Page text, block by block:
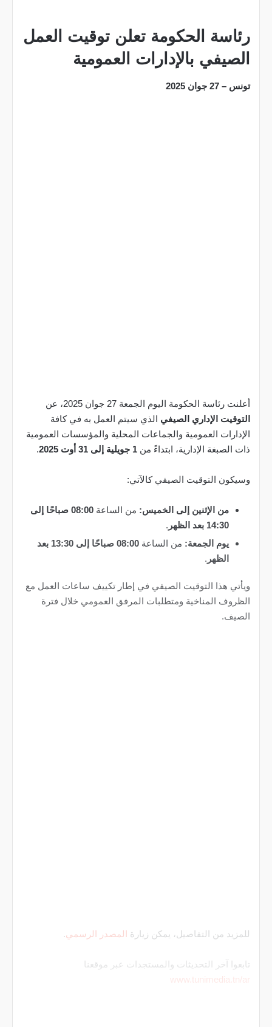
رئاسة الحكومة تعلن توقيت العمل
الصيفي بالإدارات العمومية
تونس – 27 جوان 2025
أعلنت رئاسة الحكومة اليوم الجمعة 27 جوان 2025، عن
التوقيت الإداري الصيفي الذي سيتم العمل به في كافة
الإدارات العمومية والجماعات المحلية والمؤسسات العمومية
ذات الصبغة الإدارية، ابتداءً من 1 جويلية إلى 31 أوت 2025 .
وسيكون التوقيت الصيفي كالآتي:
من الإثنين إلى الخميس: من الساعة
08:00 صباحًا إلى
14:30 بعد الظهر
.
يوم الجمعة: من الساعة
08:00 صباحًا إلى 13:30 بعد
الظهر .
ويأتي هذا التوقيت الصيفي في إطار تكييف ساعات العمل مع
الظروف المناخية ومتطلبات المرفق العمومي خلال فترة
الصيف.
للمزيد من التفاصيل، يمكن زيارة المصدر الرسمي.
تابعوا آخر التحديثات والمستجدات عبر موقعنا
www.tunimedia.tn/ar